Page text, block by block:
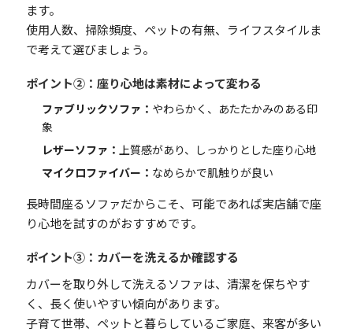
ます。
使用人数、掃除頻度、ペットの有無、ライフスタイルま
で考えて選びましょう。
ポイント②：座り心地は素材によって変わる
ファブリックソファ： やわらかく、あたたかみのある印
象
レザーソファ： 上質感があり、しっかりとした座り心地
マイクロファイバー： なめらかで肌触りが良い
長時間座るソファだからこそ、可能であれば実店舗で座
り心地を試すのがおすすめです。
ポイント③：カバーを洗えるか確認する
カバーを取り外して洗えるソファは、清潔を保ちやす
く、長く使いやすい傾向があります。
子育て世帯、ペットと暮らしているご家庭、来客が多い